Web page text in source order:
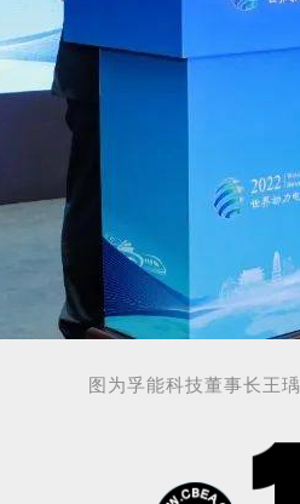
图为孚能科技董事长王瑀